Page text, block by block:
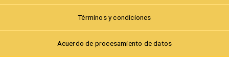
Términos y condiciones
Acuerdo de procesamiento de datos